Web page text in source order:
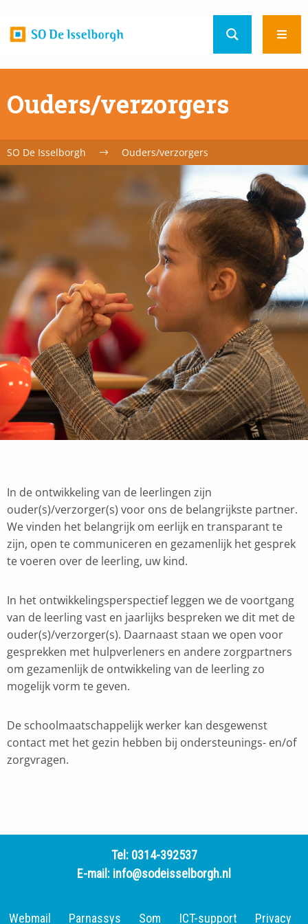
Ouders/verzorgers
SO De Isselborgh Ouders/verzorgers
In de ontwikkeling van de leerlingen zijn
ouder(s)/verzorger(s) voor ons de belangrijkste partner.
We vinden het belangrijk om eerlijk en transparant te
zijn, open te communiceren en gezamenlijk het gesprek
te voeren over de leerling, uw kind.
In het ontwikkelingsperspectief leggen we de voortgang
van de leerling vast en jaarlijks bespreken we dit met de
ouder(s)/verzorger(s). Daarnaast staan we open voor
gesprekken met hulpverleners en andere zorgpartners
om gezamenlijk de ontwikkeling van de leerling zo
mogelijk vorm te geven.
De schoolmaatschappelijk werker kan desgewenst
contact met het gezin hebben bij ondersteunings- en/of
zorgvragen.
Tel: 0314-392537
E-mail: info@sodeisselborgh.nl
Webmail Parnassys Som ICT-support Privacy